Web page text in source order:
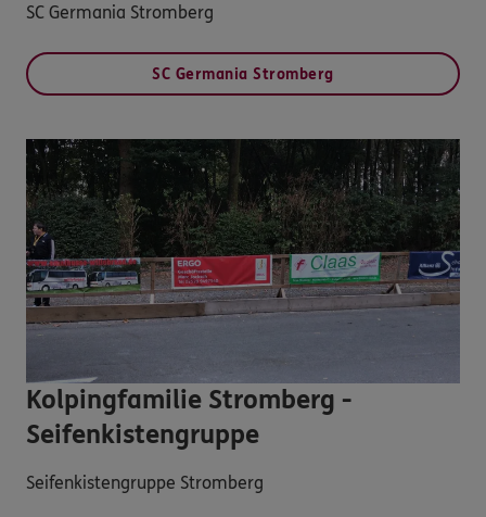
SC Germania Stromberg
SC Germania Stromberg
Kolpingfamilie Stromberg -
Seifenkistengruppe
Seifenkistengruppe Stromberg